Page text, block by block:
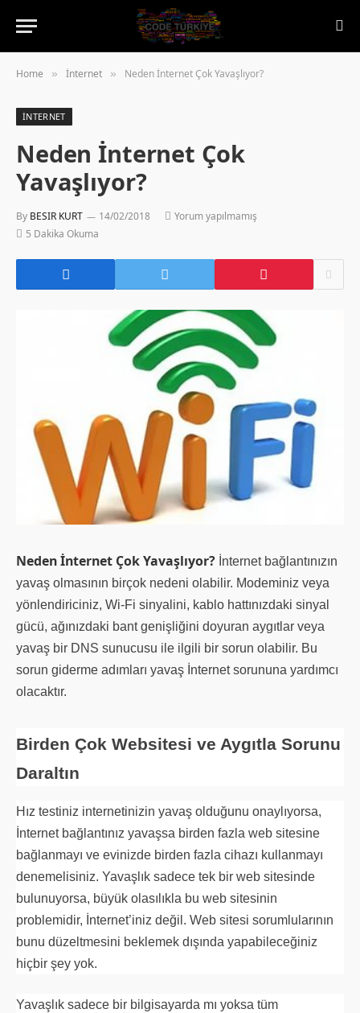
Home » İnternet » Neden İnternet Çok Yavaşlıyor?
İNTERNET
Neden İnternet Çok
Yavaşlıyor?
By BESIR KURT 14/02/2018
Yorum yapılmamış
5 Dakika Okuma
Neden İnternet Çok Yavaşlıyor? İnternet bağlantınızın
yavaş olmasının birçok nedeni olabilir. Modeminiz veya
yönlendiriciniz, Wi-Fi sinyalini, kablo hattınızdaki sinyal
gücü, ağınızdaki bant genişliğini doyuran aygıtlar veya
yavaş bir DNS sunucusu ile ilgili bir sorun olabilir. Bu
sorun giderme adımları yavaş İnternet sorununa yardımcı
olacaktır.
Birden Çok Websitesi ve Aygıtla Sorunu
Daraltın
Hız testiniz internetinizin yavaş olduğunu onaylıyorsa,
İnternet bağlantınız yavaşsa birden fazla web sitesine
bağlanmayı ve evinizde birden fazla cihazı kullanmayı
denemelisiniz. Yavaşlık sadece tek bir web sitesinde
bulunuyorsa, büyük olasılıkla bu web sitesinin
problemidir, İnternet’iniz değil. Web sitesi sorumlularının
bunu düzeltmesini beklemek dışında yapabileceğiniz
hiçbir şey yok.
Yavaşlık sadece bir bilgisayarda mı yoksa tüm